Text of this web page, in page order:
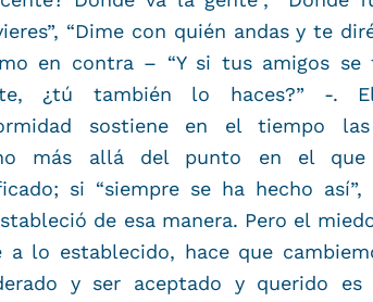
“Dime con quién andas y te
en contra – “Y si tus amigos se
¿tú también lo haces?” -.
sostiene en el tiempo las
más allá del punto en el que
si “siempre se ha hecho así”,
de esa manera. Pero el
lo establecido, hace que
y ser aceptado y querido es